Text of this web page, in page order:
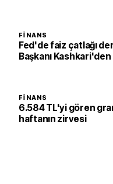
FINANS
Fed'de faiz çatlağı
Başkanı
FINANS
6.584 TL'yi gören
haftanın zirvesi